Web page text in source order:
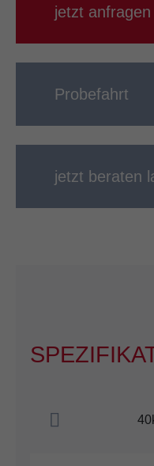
jetzt anfragen
Probefahrt
jetzt beraten